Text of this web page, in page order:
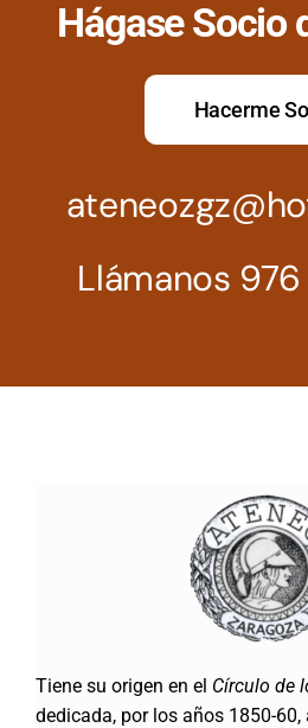
Hágase Socio
Hacerme
Llámanos
Tiene su origen en el Círculo de
dedicada, por los años 1850-60,